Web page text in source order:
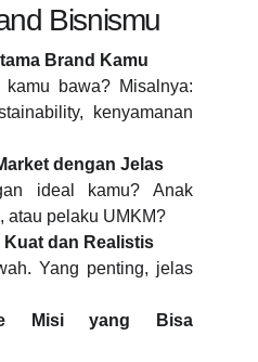
Bisnismu
Brand Kamu
bawa? Misalnya:
kenyamanan
dengan Jelas
ideal kamu? Anak
atau pelaku UMKM?
dan Realistis
Yang penting, jelas
Misi yang Bisa